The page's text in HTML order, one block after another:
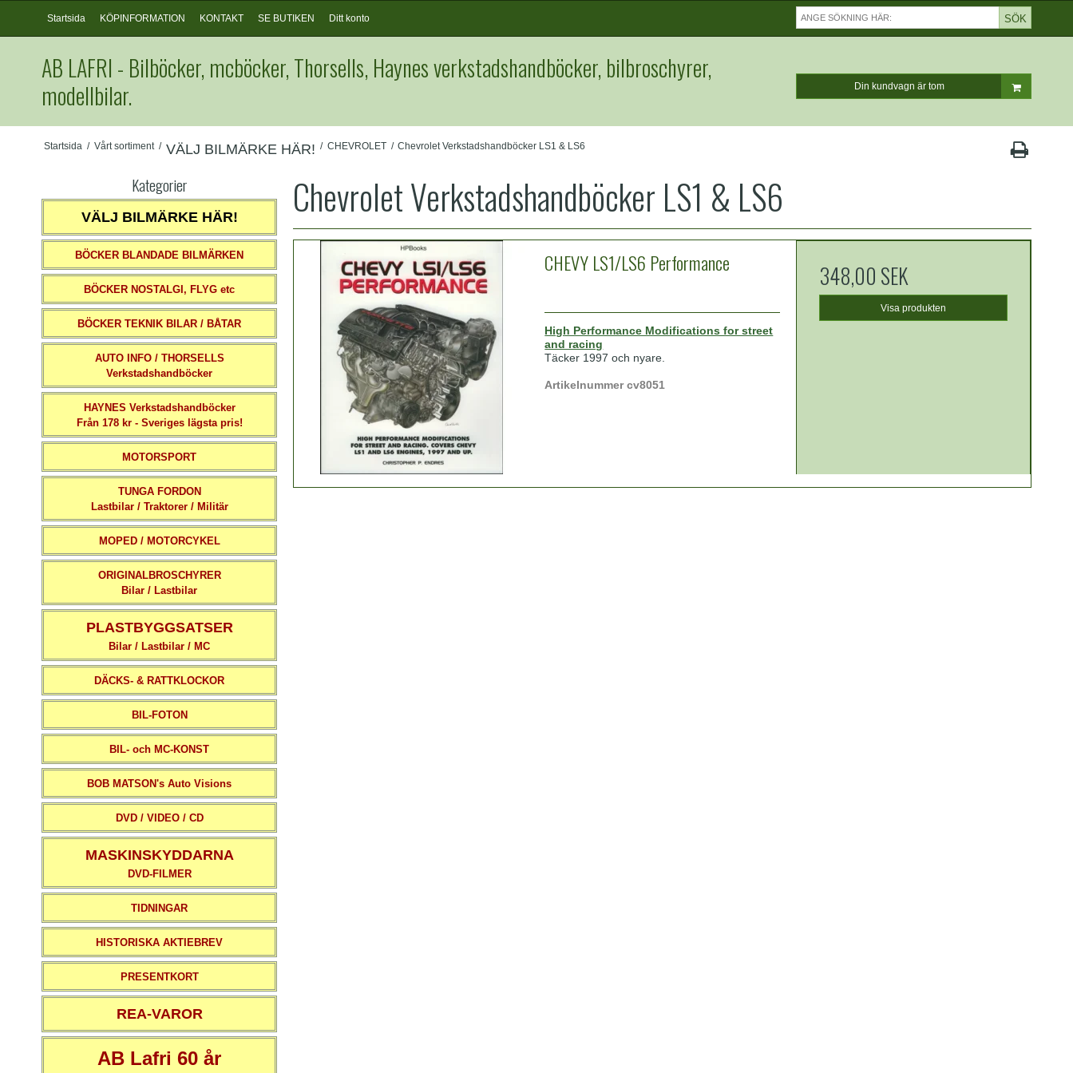
Startsida KÖPINFORMATION KONTAKT SE BUTIKEN Ditt konto SÖK
AB LAFRI - Bilböcker, mcböcker, Thorsells, Haynes verkstadshandböcker, bilbroschyrer,
modellbilar.
Din kundvagn är tom
Startsida / Vårt sortiment / VÄLJ BILMÄRKE HÄR! / CHEVROLET / Chevrolet Verkstadshandböcker LS1 & LS6
Kategorier
VÄLJ BILMÄRKE HÄR!
BÖCKER BLANDADE BILMÄRKEN
BÖCKER NOSTALGI, FLYG etc
BÖCKER TEKNIK BILAR / BÅTAR
AUTO INFO / THORSELLS
Verkstadshandböcker
HAYNES Verkstadshandböcker
Från 178 kr - Sveriges lägsta pris!
MOTORSPORT
TUNGA FORDON
Lastbilar / Traktorer / Militär
MOPED / MOTORCYKEL
ORIGINALBROSCHYRER
Bilar / Lastbilar
PLASTBYGGSATSER
Bilar / Lastbilar / MC
DÄCKS- & RATTKLOCKOR
BIL-FOTON
BIL- och MC-KONST
BOB MATSON's Auto Visions
DVD / VIDEO / CD
MASKINSKYDDARNA
DVD-FILMER
TIDNINGAR
HISTORISKA AKTIEBREV
PRESENTKORT
REA-VAROR
AB Lafri 60 år
Chevrolet Verkstadshandböcker LS1 & LS6
CHEVY LS1/LS6 Performance
High Performance Modifications for street
and racing
Täcker 1997 och nyare.
Artikelnummer cv8051
348,00 SEK
Visa produkten